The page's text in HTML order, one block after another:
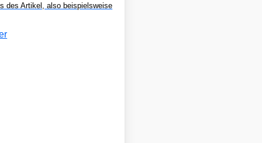
des Artikel, also beispielsweise